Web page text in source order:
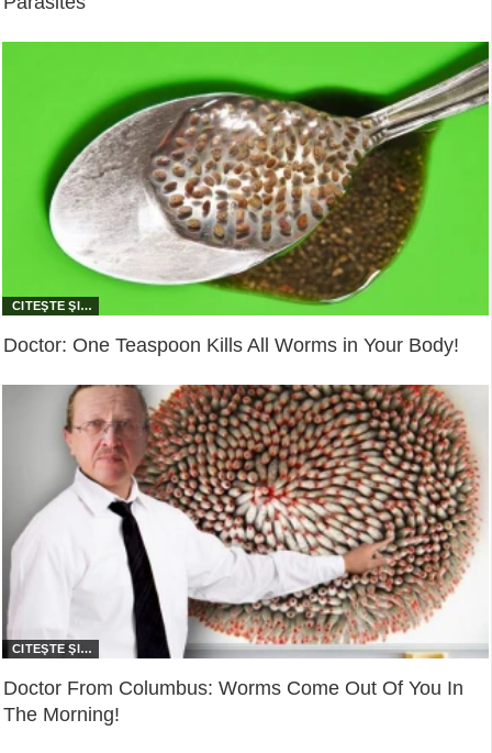
Doctor: One Teaspoon Kills All Worms in Your Body!
Doctor From Columbus: Worms Come Out Of You In
The Morning!